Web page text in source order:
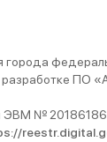
города
ПО
№